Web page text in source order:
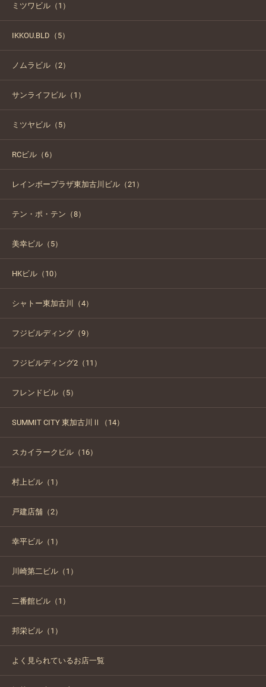
ミツワビル（1）
IKKOU.BLD（5）
ノムラビル（2）
サンライフビル（1）
ミツヤビル（5）
RCビル（6）
レインボープラザ東加古川ビル（21）
テン・ポ・テン（8）
美幸ビル（5）
HKビル（10）
シャトー東加古川（4）
フジビルディング（9）
フジビルディング2（11）
フレンドビル（5）
SUMMIT CITY 東加古川Ⅱ（14）
スカイラークビル（16）
村上ビル（1）
戸建店舗（2）
幸平ビル（1）
川崎第二ビル（1）
二番館ビル（1）
邦栄ビル（1）
よく見られているお店一覧